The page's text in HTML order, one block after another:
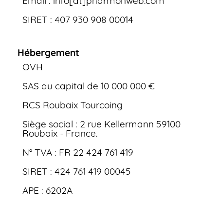
SIRET : 407 930 908 00014
Hébergement
OVH
SAS au capital de 10 000 000 €
RCS Roubaix Tourcoing
Siège social : 2 rue Kellermann 59100
Roubaix - France.
N° TVA : FR 22 424 761 419
SIRET : 424 761 419 00045
APE : 6202A